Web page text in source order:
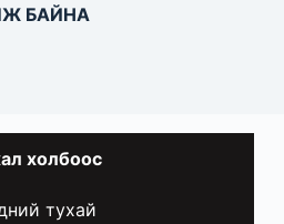
БАЙНА
холбоос
тухай